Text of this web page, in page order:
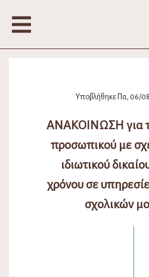
Υποβλήθηκε Πα, 06/
ΑΝΑΚΟΙΝΩΣΗ για
προσωπικού με
ιδιωτικού
χρόνου σε
σχολικών